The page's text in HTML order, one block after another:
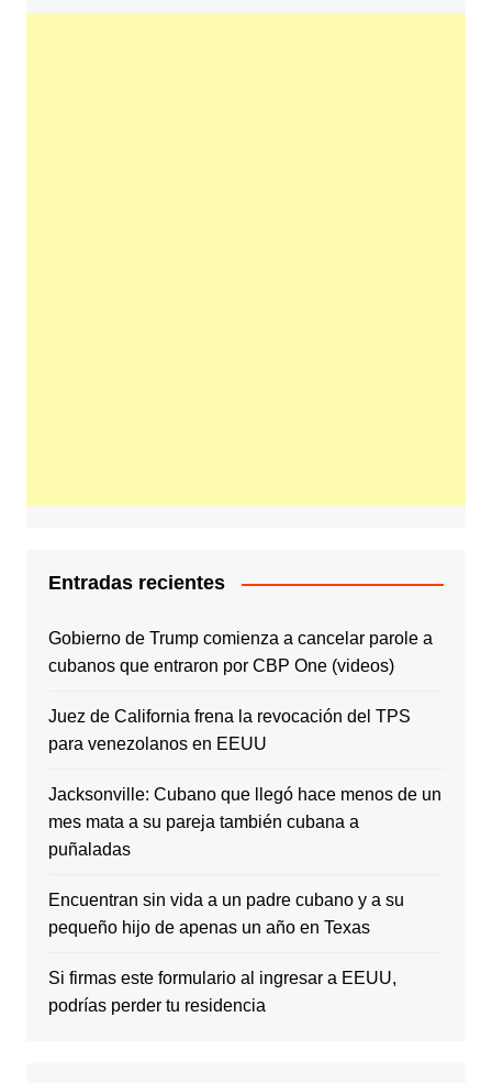
Entradas recientes
Gobierno de Trump comienza a cancelar parole a
cubanos que entraron por CBP One (videos)
Juez de California frena la revocación del TPS
para venezolanos en EEUU
Jacksonville: Cubano que llegó hace menos de un
mes mata a su pareja también cubana a
puñaladas
Encuentran sin vida a un padre cubano y a su
pequeño hijo de apenas un año en Texas
Si firmas este formulario al ingresar a EEUU,
podrías perder tu residencia